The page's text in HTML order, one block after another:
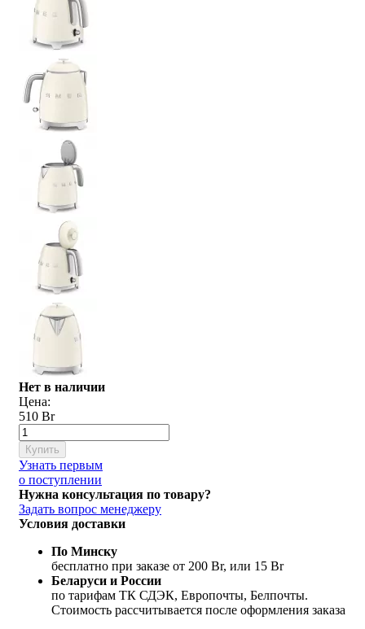
Нет в наличии
Цена:
510 Br
Купить
Узнать первым
о поступлении
Нужна консультация по товару?
Задать вопрос менеджеру
Условия доставки
По Минску
бесплатно при заказе от 200 Br, или 15 Br
Беларуси и России
по тарифам ТК СДЭК, Европочты, Белпочты.
Стоимость рассчитывается после оформления заказа